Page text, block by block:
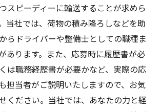
スピーディーに輸送することが求めら
当社では、荷物の積み降ろしなどを助
らドライバーや整備士としての職種ま
あります。また、応募時に履歴書が必
は職務経歴書が必要かなど、実際の応
担当者がご説明いたしますので、お気
ください。当社では、あなたの力と経